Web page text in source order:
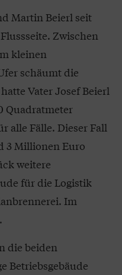
Martin Beierl seit
Zwischen
kleinen
schäumt die
Vater Josef Beierl
Quadratmeter
alle Fälle. Dieser Fall
3 Millionen Euro
weitere
für die Logistik
Im
die beiden
Betriebsgebäude